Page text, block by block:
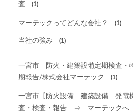
査
(1)
マーテックってどんな会社？ (1)
当社の強み (1)
一宮市 防火・建築設備定期検査・
期報告/株式会社マーテック
(1)
一宮市【防火設備 建築設備 発電
査・検査・報告 ⇒ マーテックへ